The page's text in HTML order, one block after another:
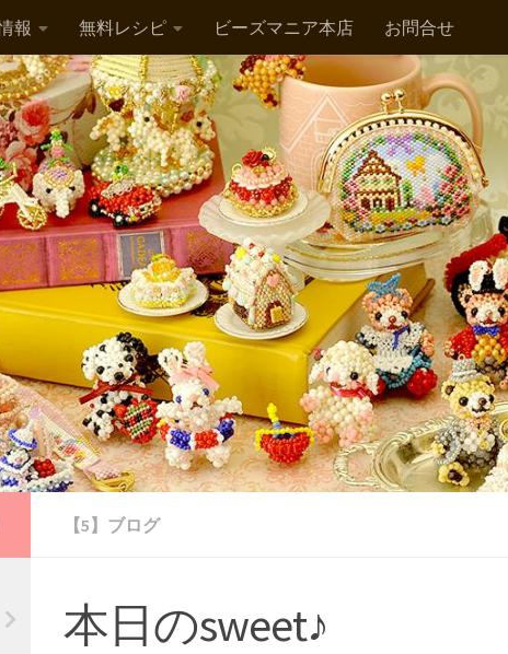
報 無料レシピ ビーズマニア本店 お問合せ
【5】ブログ
本日のsweet♪